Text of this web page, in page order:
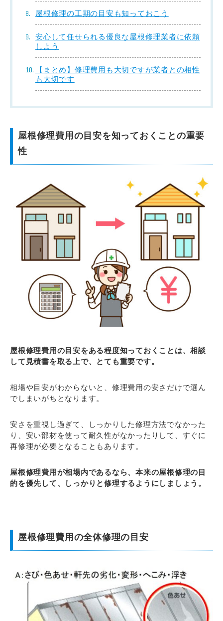
屋根修理の工期の目安も知っておこう
安心して任せられる優良な屋根修理業者に依頼
しよう
【まとめ】修理費用も大切ですが業者との相性
も大切です
屋根修理費用の目安を知っておくことの重要
性
屋根修理費用の目安をある程度知っておくことは、相談
して見積書を取る上で、とても重要です。
相場や目安がわからないと、修理費用の安さだけで選ん
でしまいがちとなります。
安さを重視し過ぎて、しっかりした修理方法でなかった
り、安い部材を使って耐久性がなかったりして、すぐに
再修理が必要となることもあります。
屋根修理費用が相場内であるなら、本来の屋根修理の目
的を優先して、しっかりと修理するようにしましょう。
屋根修理費用の全体修理の目安